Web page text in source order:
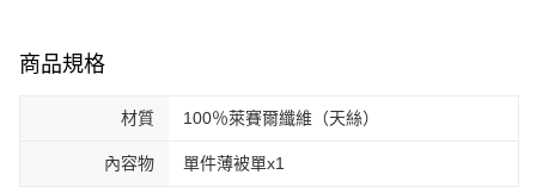
商品規格
材質 100％萊賽爾纖維（天絲）
內容物 單件薄被單x1